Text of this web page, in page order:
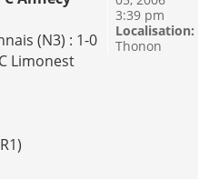
(N3) : 1-0
Limonest
3:39 pm
Localisation:
Thonon